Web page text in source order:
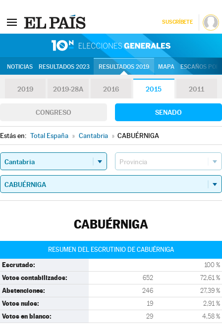
SUSCRÍBETE
NOTICIAS RESULTADOS 2023 RESULTADOS 2019 MAPA ESCAÑOS
2019 2019-28A 2016 2015 2011
CONGRESO SENADO
Estás en: Total España » Cantabria » CABUÉRNIGA
CABUÉRNIGA
RESUMEN DEL ESCRUTINIO DE CABUÉRNIGA
Escrutado: 100 %
Votos contabilizados: 652 72,61 %
Abstenciones: 246 27,39 %
Votos nulos: 19 2,91 %
Votos en blanco: 29 4,58 %